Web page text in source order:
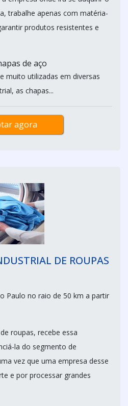
trabalhe apenas com matéria-
produtos resistentes e
de aço
muito utilizadas em diversas
as chapas...
agora
DE ROUPAS
Paulo no raio de 50 km a partir
roupas, recebe essa
la do segmento de
vez que uma empresa desse
e por processar grandes